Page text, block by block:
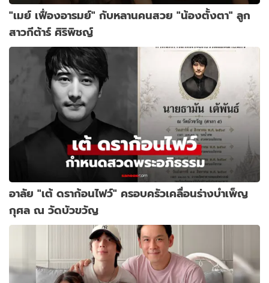
"เมย์ เฟื่องอารมย์" กับหลานคนสวย "น้องตั้งตา" ลูก
สาวกีต้าร์ ศิริพิชญ์
อาลัย "เต้ ดราก้อนไฟว์" ครอบครัวเคลื่อนร่างบำเพ็ญ
กุศล ณ วัดบัวขวัญ